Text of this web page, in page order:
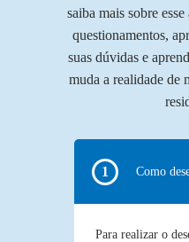
saiba mais sobre
questionamentos,
suas dúvidas e
muda a realidade de
Como
Para realizar o